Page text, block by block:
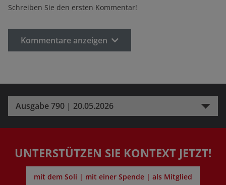
Schreiben Sie den ersten Kommentar!
Kommentare anzeigen
Ausgabe 790 | 20.05.2026
UNTERSTÜTZEN SIE KONTEXT JETZT!
mit dem Soli | mit einer Spende | als Mitglied